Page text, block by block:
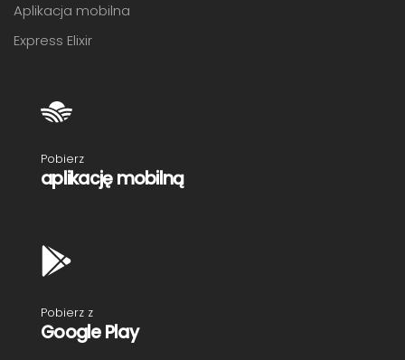
Aplikacja mobilna
Express Elixir
Pobierz
aplikację mobilną
Pobierz z
Google Play